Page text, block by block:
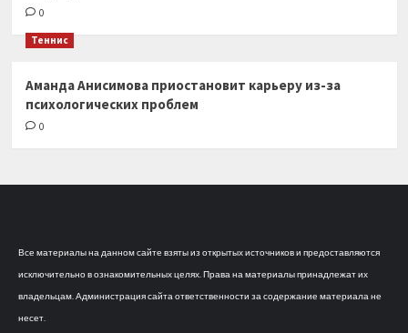
0
Теннис
Аманда Анисимова приостановит карьеру из-за
психологических проблем
0
Все материалы на данном сайте взяты из открытых источников и предоставляются
исключительно в ознакомительных целях. Права на материалы принадлежат их
владельцам. Администрация сайта ответственности за содержание материала не
несет.